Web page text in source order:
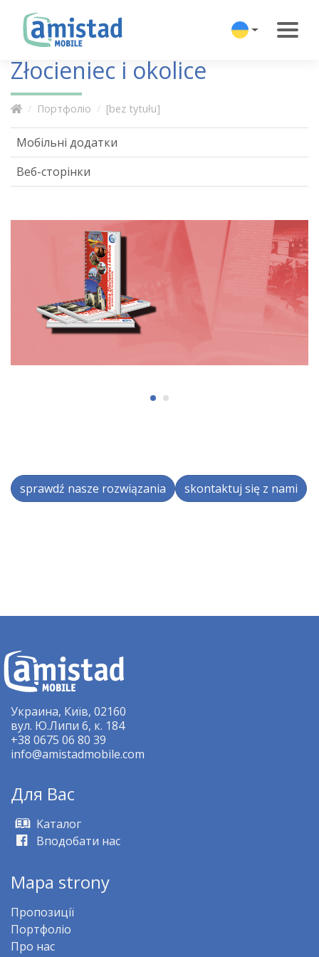
Złocieniec i okolice
Портфоліо [bez tytułu]
sprawdź nasze rozwiązania skontaktuj się z nami
Мобільні додатки
Веб-сторінки
Украина, Київ, 02160
вул. Ю.Липи 6, к. 184
+38 0675 06 80 39
info@amistadmobile.com
Для Bас
Kаталог
Вподобати нас
Mapa strony
Пропозиції
Портфоліо
Про нас